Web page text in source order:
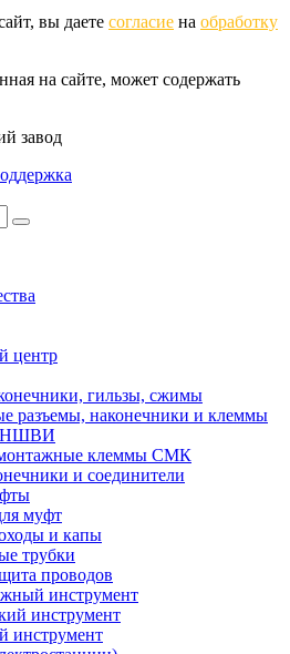
вы даете согласие на обработку
на сайте, может содержать
завод
центр
гильзы, сжимы
разъемы, наконечники и клеммы
НШВИ
клеммы СМК
и соединители
муфт
и капы
трубки
проводов
инструмент
инструмент
инструмент